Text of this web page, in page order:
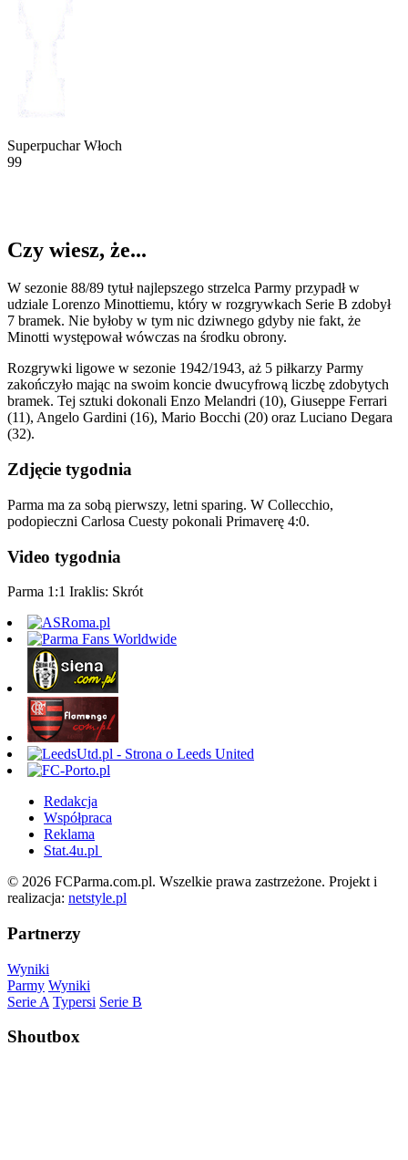
Superpuchar Włoch
99
Czy wiesz, że...
W sezonie 88/89 tytuł najlepszego strzelca Parmy przypadł w
udziale Lorenzo Minottiemu, który w rozgrywkach Serie B zdobył
7 bramek. Nie byłoby w tym nic dziwnego gdyby nie fakt, że
Minotti występował wówczas na środku obrony.
Rozgrywki ligowe w sezonie 1942/1943, aż 5 piłkarzy Parmy
zakończyło mając na swoim koncie dwucyfrową liczbę zdobytych
bramek. Tej sztuki dokonali Enzo Melandri (10), Giuseppe Ferrari
(11), Angelo Gardini (16), Mario Bocchi (20) oraz Luciano Degara
(32).
Zdjęcie tygodnia
Parma ma za sobą pierwszy, letni sparing. W Collecchio,
podopieczni Carlosa Cuesty pokonali Primaverę 4:0.
Video tygodnia
Parma 1:1 Iraklis: Skrót
Redakcja
Współpraca
Reklama
Stat.4u.pl
© 2026 FCParma.com.pl. Wszelkie prawa zastrzeżone. Projekt i
realizacja: netstyle.pl
Partnerzy
Wyniki
Parmy Wyniki
Serie A Typersi Serie B
Shoutbox